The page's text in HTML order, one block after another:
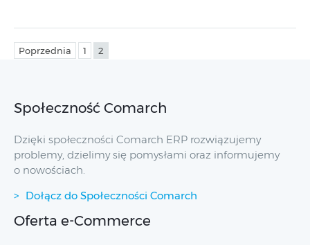
Poprzednia 1 2
Społeczność Comarch
Dzięki społeczności Comarch ERP rozwiązujemy
problemy, dzielimy się pomysłami oraz informujemy
o nowościach.
Dołącz do Społeczności Comarch
Oferta e-Commerce